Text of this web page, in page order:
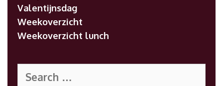
Valentijnsdag
Weekoverzicht
Weekoverzicht lunch
for: